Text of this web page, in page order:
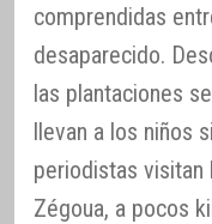
comprendidas
desaparecido.
las plantaciones
llevan a los niños
periodistas
Zégoua, a pocos